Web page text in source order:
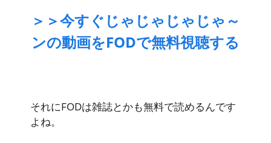
＞＞今すぐじゃじゃじゃじゃ～
ンの動画をFODで無料視聴する
それにFODは雑誌とかも無料で読めるんです
よね。